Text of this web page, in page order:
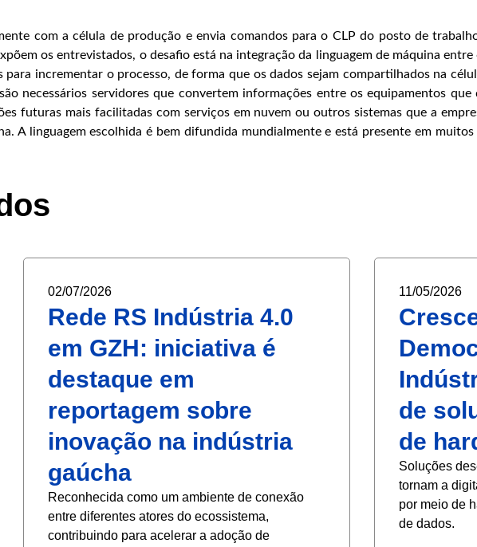
com a célula de produção e envia comandos para o CLP do posto de
os entrevistados, o desafio está na integração da linguagem de máquina
incrementar o processo, de forma que os dados sejam compartilhados na
necessários servidores que convertem informações entre os equipamentos que
futuras mais facilitadas com serviços em nuvem ou outros sistemas que a
A linguagem escolhida é bem difundida mundialmente e está presente em
02/07/2026
Rede RS Indústria 4.0
em GZH: iniciativa é
destaque em
reportagem sobre
inovação na indústria
gaúcha
Reconhecida como um ambiente de conexão
entre diferentes atores do ecossistema,
contribuindo para acelerar a adoção de
11/05/2026
de
de
Soluções
tornam a
por meio de
de dados.